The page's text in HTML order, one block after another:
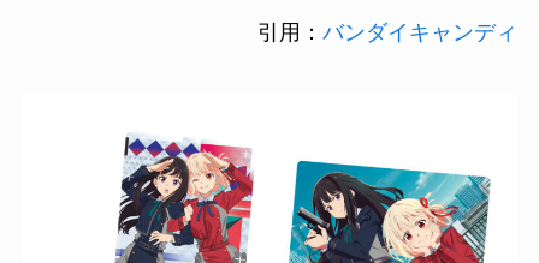
引用：バンダイキャンディ